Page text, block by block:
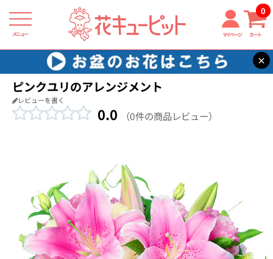
メニュー マイページ カート
0
×
花キューピット 結婚祝い 【結婚祝い】ピンクユリのアレンジメント
ピンクユリのアレンジメント
レビューを書く
0.0 （0件の商品レビュー）